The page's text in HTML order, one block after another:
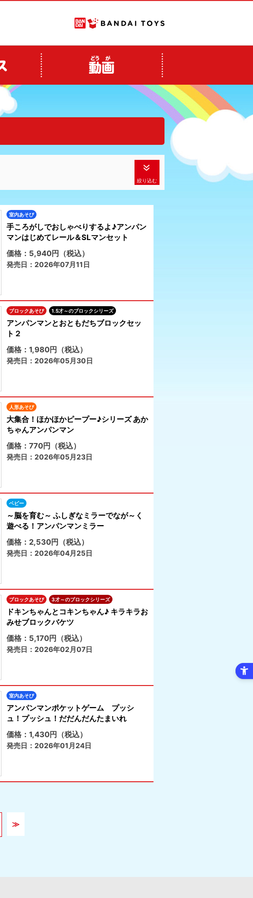
絞り込む
室内あそび
手ころがしでおしゃべりするよ♪アンパン
マンはじめてレール＆SLマンセット
価格：5,940円（税込）
発売日：2026年07月11日
ブロックあそび 1.5才～のブロックシリーズ
アンパンマンとおともだちブロックセッ
ト２
価格：1,980円（税込）
発売日：2026年05月30日
人形あそび
大集合！ほかほかピープー♪シリーズ あか
ちゃんアンパンマン
価格：770円（税込）
発売日：2026年05月23日
ベビー
～脳を育む～ ふしぎなミラーでなが～く
遊べる！アンパンマンミラー
価格：2,530円（税込）
発売日：2026年04月25日
ブロックあそび 3才～のブロックシリーズ
ドキンちゃんとコキンちゃん♪ キラキラお
みせブロックバケツ
価格：5,170円（税込）
発売日：2026年02月07日
室内あそび
アンパンマンポケットゲーム プッシ
ュ！プッシュ！だだんだんたまいれ
価格：1,430円（税込）
発売日：2026年01月24日
≫